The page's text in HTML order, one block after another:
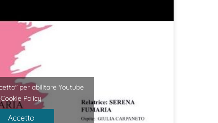
per abilitare Youtube
Cookie Policy
Accetto